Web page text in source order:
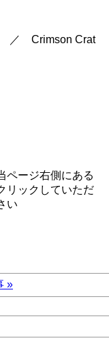
／ Crimson Crat
ページ右側にある
リックしていただ
い
»